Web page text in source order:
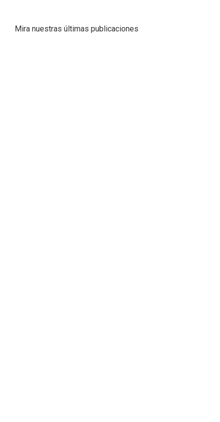
Mira nuestras últimas publicaciones